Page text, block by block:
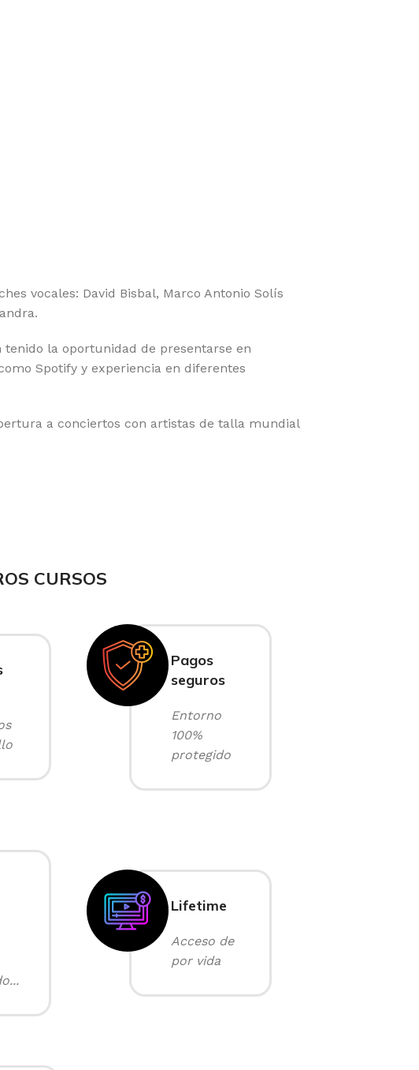
vocales: David Bisbal, Marco Antonio Solís
tenido la oportunidad de presentarse en
Spotify y experiencia en diferentes
a conciertos con artistas de talla mundial
CURSOS
Pagos
seguros
Entorno
100%
protegido
Lifetime
Acceso de
por vida